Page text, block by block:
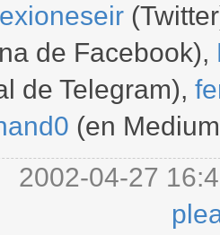
de Facebook),
de Telegram),
(en
2002-04-27